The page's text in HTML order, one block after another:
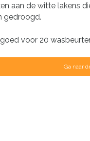
aan de witte lakens
gedroogd.
voor 20
Ga naar